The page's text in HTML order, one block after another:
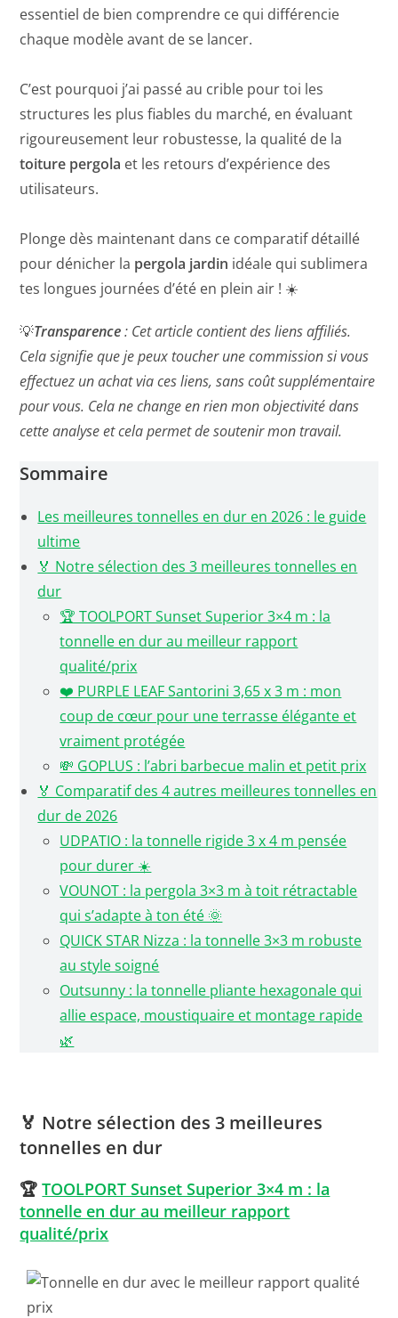
essentiel de bien comprendre ce qui différencie
chaque modèle avant de se lancer.
C’est pourquoi j’ai passé au crible pour toi les
structures les plus fiables du marché, en évaluant
rigoureusement leur robustesse, la qualité de la
toiture pergola et les retours d’expérience des
utilisateurs.
Plonge dès maintenant dans ce comparatif détaillé
pour dénicher la pergola jardin idéale qui sublimera
tes longues journées d’été en plein air ! ☀️
💡Transparence: Cet article contient des liens affiliés.
Cela signifie que je peux toucher une commission si vous
effectuez un achat via ces liens, sans coût supplémentaire
pour vous. Cela ne change en rien mon objectivité dans
cette analyseet cela permet de soutenir mon travail.
Sommaire
Les meilleures tonnelles en dur en 2026 : le guide
ultime
🏅 Notre sélection des 3 meilleures tonnelles en
dur
🏆 TOOLPORT Sunset Superior 3×4 m : la
tonnelle en dur au meilleur rapport
qualité/prix
❤️ PURPLE LEAF Santorini 3,65 x 3 m : mon
coup de cœur pour une terrasse élégante et
vraiment protégée
💸 GOPLUS : l’abri barbecue malin et petit prix
🏅 Comparatif des 4 autres meilleures tonnelles en
dur de 2026
UDPATIO : la tonnelle rigide 3 x 4 m pensée
pour durer ☀️
VOUNOT : la pergola 3×3 m à toit rétractable
qui s’adapte à ton été 🌞
QUICK STAR Nizza : la tonnelle 3×3 m robuste
au style soigné
Outsunny : la tonnelle pliante hexagonale qui
allie espace, moustiquaire et montage rapide
🌿
🏅 Notre sélection des 3 meilleures
tonnelles en dur
🏆TOOLPORT Sunset Superior 3×4 m : la
tonnelle en dur au meilleur rapport
qualité/prix